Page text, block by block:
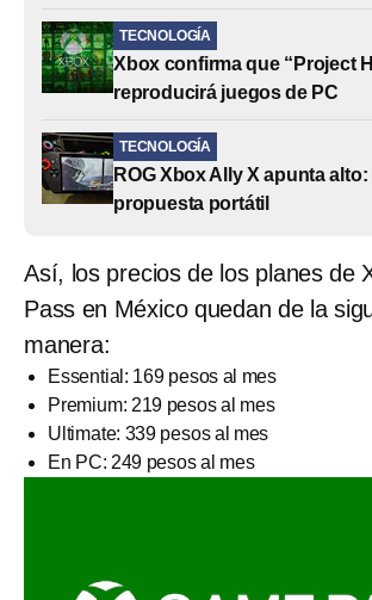
TECNOLOGÍA
Xbox confirma que “Project
reproducirá juegos de PC
TECNOLOGÍA
ROG Xbox Ally X apunta alto:
propuesta portátil
Así, los precios de los planes de
Pass en México quedan de la
manera:
Essential: 169 pesos al mes
Premium: 219 pesos al mes
Ultimate: 339 pesos al mes
En PC: 249 pesos al mes